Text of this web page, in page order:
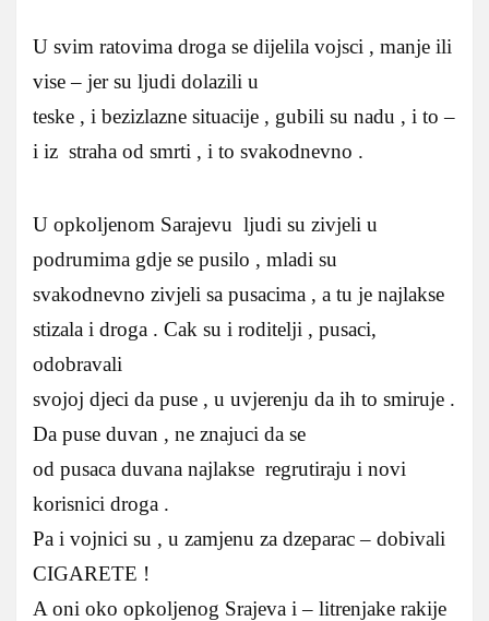
U svim ratovima droga se dijelila vojsci , manje ili
vise – jer su ljudi dolazili u
teske , i bezizlazne situacije , gubili su nadu , i to –
i iz straha od smrti , i to svakodnevno .
U opkoljenom Sarajevu ljudi su zivjeli u
podrumima gdje se pusilo , mladi su
svakodnevno zivjeli sa pusacima , a tu je najlakse
stizala i droga . Cak su i roditelji , pusaci,
odobravali
svojoj djeci da puse , u uvjerenju da ih to smiruje .
Da puse duvan , ne znajuci da se
od pusaca duvana najlakse regrutiraju i novi
korisnici droga .
Pa i vojnici su , u zamjenu za dzeparac – dobivali
CIGARETE !
A oni oko opkoljenog Srajeva i – litrenjake rakije